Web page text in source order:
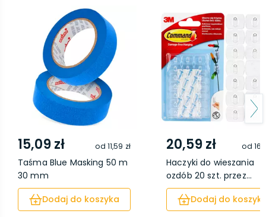
15,09 zł od 11,59 zł
Taśma Blue Masking 50 m
30 mm
Dodaj do koszyka
20,59 zł od
Haczyki do wieszania
ozdób 20 szt. przez...
Dodaj do